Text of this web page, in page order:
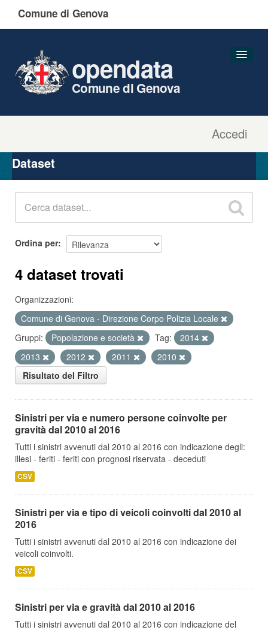
Comune di Genova
Accedi
opendata
Comune di Genova
Organizzazioni
Gruppi
Dataset
Ordina per
4 dataset trovati
Organizzazioni:
Comune di Genova - Direzione Corpo Polizia Locale
Gruppi:
Popolazione e società Tag:
2014
2013
2012 2011
2010
Risultato del Filtro
Sinistri per via e numero persone coinvolte per
gravità dal 2010 al 2016
Tutti i sinistri avvenuti dal 2010 al 2016 con indicazione degli:
illesi - feriti - feriti con prognosi riservata - deceduti
CSV
Sinistri per via e tipo di veicoli coinvolti dal 2010 al
2016
Tutti i sinistri avvenuti dal 2010 al 2016 con indicazione dei
veicoli coinvolti.
CSV
Sinistri per via e gravità dal 2010 al 2016
Tutti i sinistri avvenuti dal 2010 al 2016 con indicazione del